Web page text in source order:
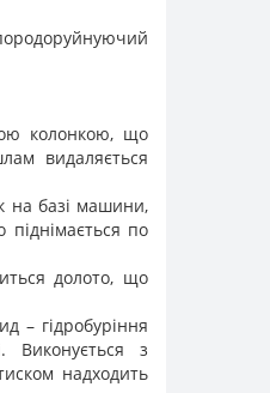
колонкою, що
видаляється
на базі машини,
по
долото, що
– гідробуріння
Виконується з
надходить